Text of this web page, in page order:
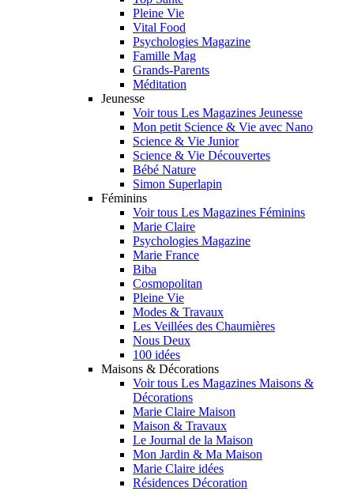
Pleine Vie
Vital Food
Psychologies Magazine
Famille Mag
Grands-Parents
Méditation
Jeunesse
Voir tous Les Magazines Jeunesse
Mon petit Science & Vie avec Nano
Science & Vie Junior
Science & Vie Découvertes
Bébé Nature
Simon Superlapin
Féminins
Voir tous Les Magazines Féminins
Marie Claire
Psychologies Magazine
Marie France
Biba
Cosmopolitan
Pleine Vie
Modes & Travaux
Les Veillées des Chaumières
Nous Deux
100 idées
Maisons & Décorations
Voir tous Les Magazines Maisons &
Décorations
Marie Claire Maison
Maison & Travaux
Le Journal de la Maison
Mon Jardin & Ma Maison
Marie Claire idées
Résidences Décoration